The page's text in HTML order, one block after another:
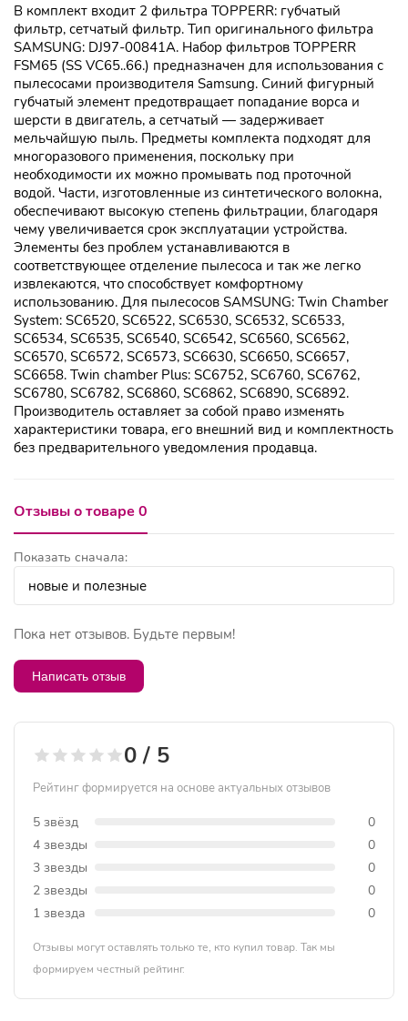
В комплект входит 2 фильтра TOPPERR: губчатый
фильтр, сетчатый фильтр. Тип оригинального фильтра
SAMSUNG: DJ97-00841A. Набор фильтров TOPPERR
FSM65 (SS VC65..66.) предназначен для использования с
пылесосами производителя Samsung. Синий фигурный
губчатый элемент предотвращает попадание ворса и
шерсти в двигатель, а сетчатый — задерживает
мельчайшую пыль. Предметы комплекта подходят для
многоразового применения, поскольку при
необходимости их можно промывать под проточной
водой. Части, изготовленные из синтетического волокна,
обеспечивают высокую степень фильтрации, благодаря
чему увеличивается срок эксплуатации устройства.
Элементы без проблем устанавливаются в
соответствующее отделение пылесоса и так же легко
извлекаются, что способствует комфортному
использованию. Для пылесосов SAMSUNG: Twin Chamber
System: SC6520, SC6522, SC6530, SC6532, SC6533,
SC6534, SC6535, SC6540, SC6542, SC6560, SC6562,
SC6570, SC6572, SC6573, SC6630, SC6650, SC6657,
SC6658. Twin chamber Plus: SC6752, SC6760, SC6762,
SC6780, SC6782, SC6860, SC6862, SC6890, SC6892.
Производитель оставляет за собой право изменять
характеристики товара, его внешний вид и комплектность
без предварительного уведомления продавца.
Отзывы о товаре 0
Показать сначала:
Пока нет отзывов. Будьте первым!
Написать отзыв
0 / 5
Рейтинг формируется на основе актуальных отзывов
5 звёзд
0
4 звезды
0
3 звезды
0
2 звезды
0
1 звезда
0
Отзывы могут оставлять только те, кто купил товар. Так мы
формируем честный рейтинг.